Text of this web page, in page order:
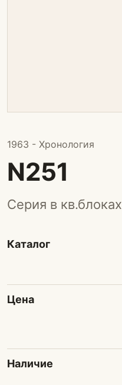
1963 - Хронология
N251
Серия в кв.блоках
Каталог
Цена
Наличие